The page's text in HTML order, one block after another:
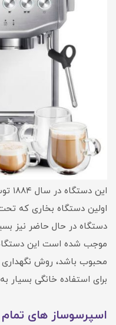
اولین دستگاه بخاری که
دستگاه در حال حاضر نیز
موجب شده است این دستگاه
محبوب باشد، روش
برای استفاده خانگی بسیار
اسپرسوساز های